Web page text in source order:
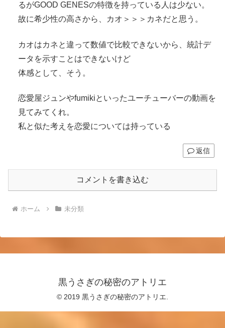
るがGOOD GENESの特徴を持っている人は少ない。
故に希少性の高さから、カオ＞＞＞カネだと思う。
カオはカネと違って数値で比較できないから、統計デ
ータを示すことはできないけど
体感として、そう。
恋愛屋ジュンやfumikiといったユーチューバーの動画を
見てみてくれ。
私と似た考えを恋愛については持っている
返信
コメントを書き込む
ホーム 未分類
黒うさぎの秘密のアトリエ
© 2019 黒うさぎの秘密のアトリエ.